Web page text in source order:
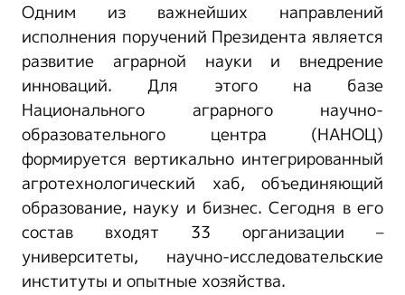
Одним из важнейших направлений
исполнения поручений Президента является
развитие аграрной науки и внедрение
инноваций. Для этого на базе
Национального аграрного научно-
образовательного центра (НАНОЦ)
формируется вертикально интегрированный
агротехнологический хаб, объединяющий
образование, науку и бизнес. Сегодня в его
состав входят 33 организации –
университеты, научно-исследовательские
институты и опытные хозяйства.